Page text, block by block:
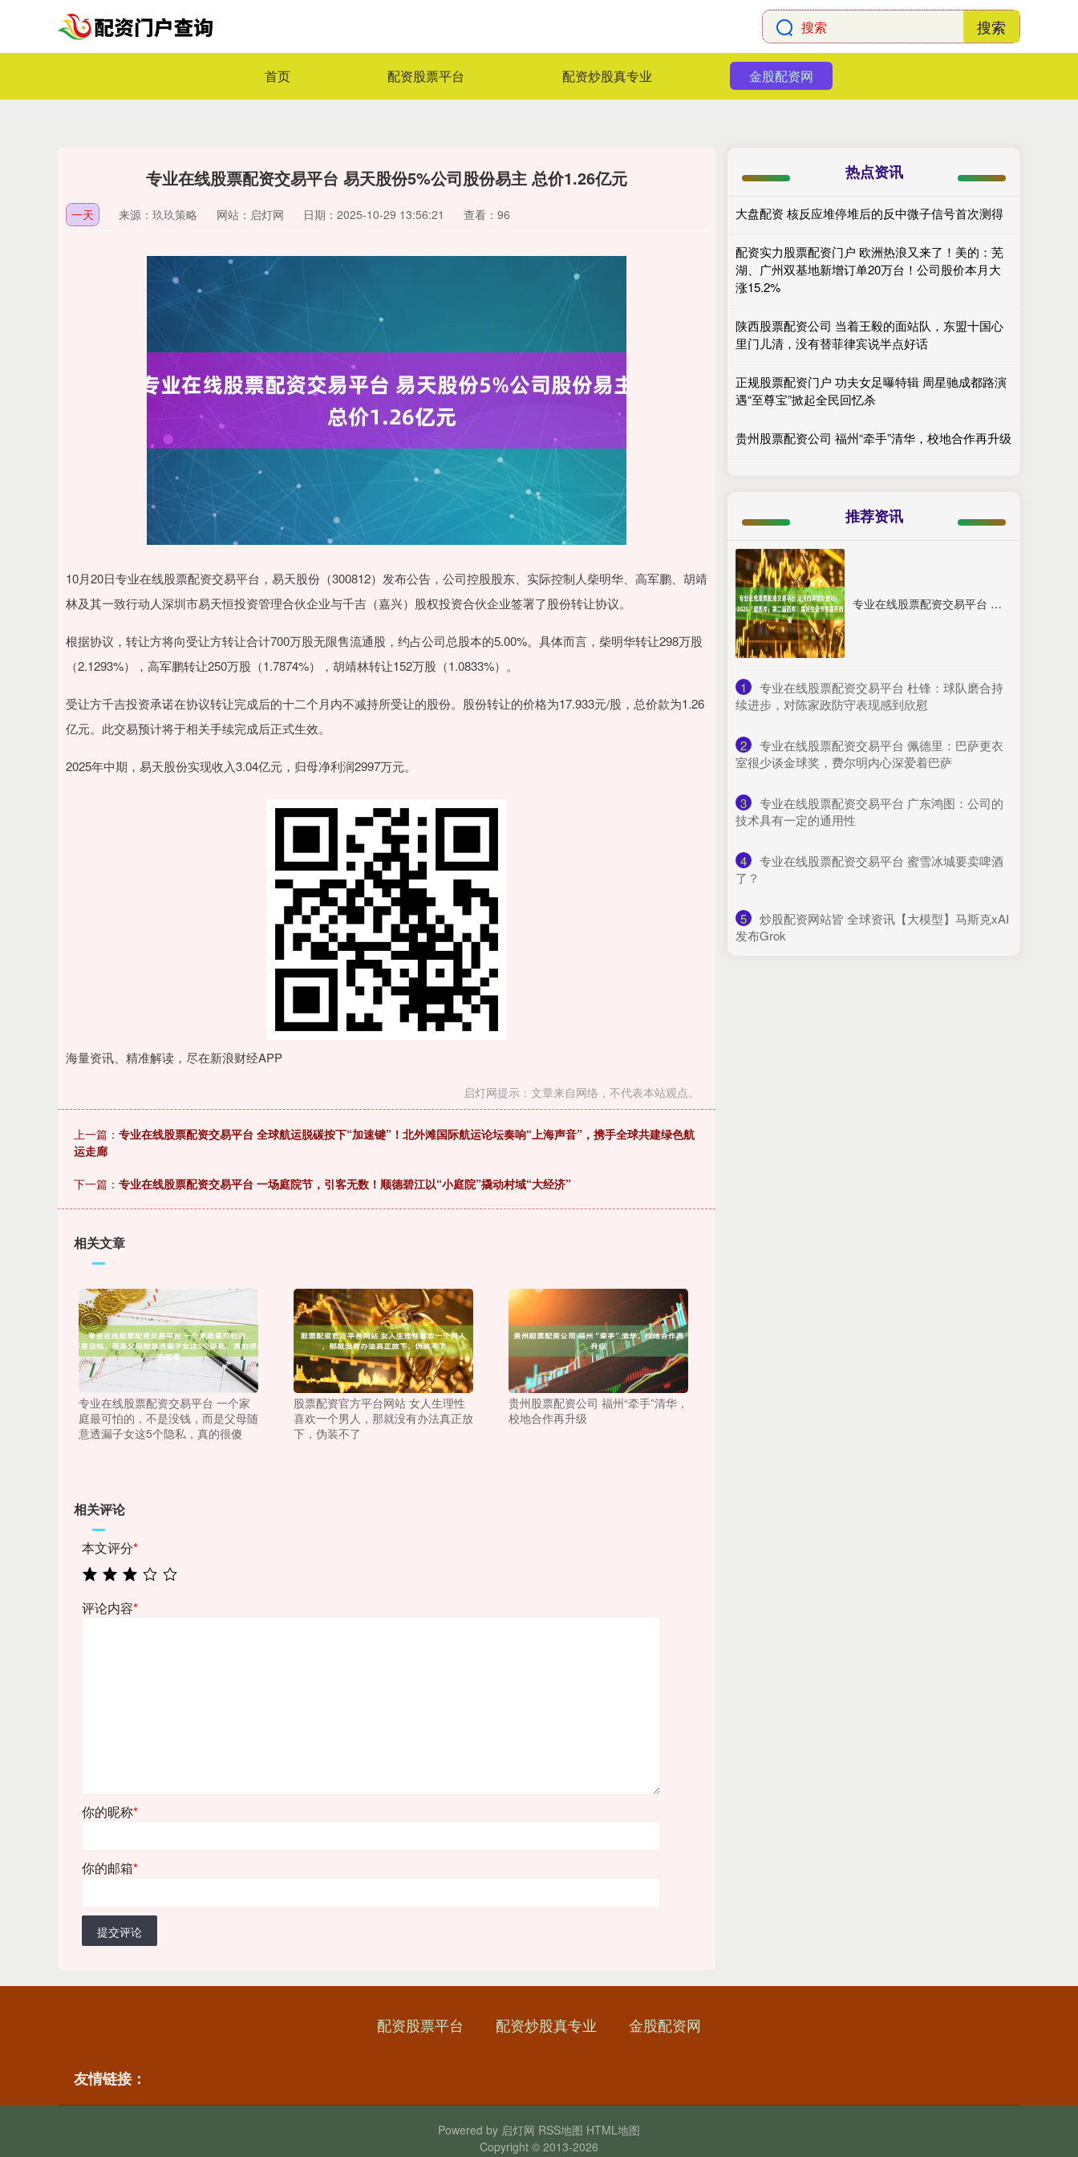
搜索
首页 配资股票平台 配资炒股真专业 金股配资网
专业在线股票配资交易平台 易天股份5%公司股份易主 总价1.26亿元
一天 来源：玖玖策略 网站：启灯网 日期：2025-10-29 13:56:21 查看：96
10月20日专业在线股票配资交易平台，易天股份（300812）发布公告，公司控股股东、实际控制人柴明华、高军鹏、胡靖
林及其一致行动人深圳市易天恒投资管理合伙企业与千吉（嘉兴）股权投资合伙企业签署了股份转让协议。
根据协议，转让方将向受让方转让合计700万股无限售流通股，约占公司总股本的5.00%。具体而言，柴明华转让298万股
（2.1293%），高军鹏转让250万股（1.7874%），胡靖林转让152万股（1.0833%）。
受让方千吉投资承诺在协议转让完成后的十二个月内不减持所受让的股份。股份转让的价格为17.933元/股，总价款为1.26
亿元。此交易预计将于相关手续完成后正式生效。
2025年中期，易天股份实现收入3.04亿元，归母净利润2997万元。
海量资讯、精准解读，尽在新浪财经APP
启灯网提示：文章来自网络，不代表本站观点。
上一篇： 专业在线股票配资交易平台 全球航运脱碳按下“加速键”！北外滩国际航运论坛奏响“上海声音”，携手全球共建绿色航
运走廊
下一篇： 专业在线股票配资交易平台 一场庭院节，引客无数！顺德碧江以“小庭院”撬动村域“大经济”
相关文章
专业在线股票配资交易平台 一个家
庭最可怕的，不是没钱，而是父母随
意透漏子女这5个隐私，真的很傻
股票配资官方平台网站 女人生理性
喜欢一个男人，那就没有办法真正放
下，伪装不了
贵州股票配资公司 福州“牵手”清华，
校地合作再升级
相关评论
本文评分*
评论内容*
你的昵称*
你的邮箱*
提交评论
热点资讯
大盘配资 核反应堆停堆后的反中微子信号首次测得
配资实力股票配资门户 欧洲热浪又来了！美的：芜
湖、广州双基地新增订单20万台！公司股价本月大
涨15.2%
陕西股票配资公司 当着王毅的面站队，东盟十国心
里门儿清，没有替菲律宾说半点好话
正规股票配资门户 功夫女足曝特辑 周星驰成都路演
遇“至尊宝”掀起全民回忆杀
贵州股票配资公司 福州“牵手”清华，校地合作再升级
推荐资讯
专业在线股票配资交易平台 运河西岸焕新登场！ 2025「趣西岸」第二届西岸・美好生活节惊喜开街
1
​专业在线股票配资交易平台 杜锋：球队磨合持
续进步，对陈家政防守表现感到欣慰
2
​专业在线股票配资交易平台 佩德里：巴萨更衣
室很少谈金球奖，费尔明内心深爱着巴萨
3
​专业在线股票配资交易平台 广东鸿图：公司的
技术具有一定的通用性
4
​专业在线股票配资交易平台 蜜雪冰城要卖啤酒
了？
5
​炒股配资网站皆 全球资讯【大模型】马斯克xAI
发布Grok
配资股票平台 配资炒股真专业 金股配资网
友情链接：
Powered by 启灯网 RSS地图 HTML地图
Copyright © 2013-2026